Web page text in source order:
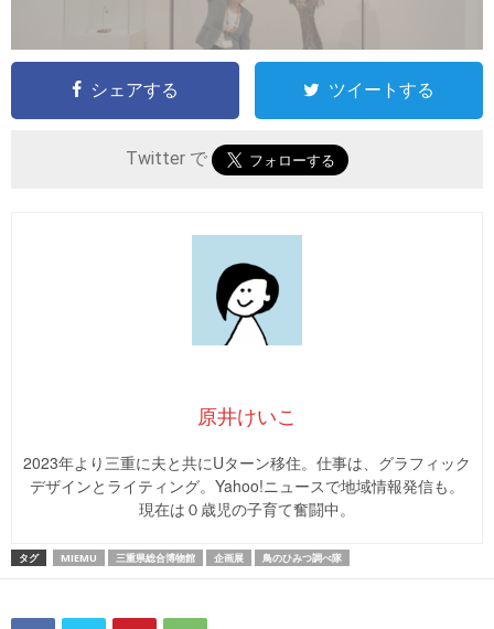
シェアする ツイートする
Twitter で
原井けいこ
2023年より三重に夫と共にUターン移住。仕事は、グラフィック
デザインとライティング。Yahoo!ニュースで地域情報発信も。
現在は０歳児の子育て奮闘中。
タグ MIEMU 三重県総合博物館 企画展 鳥のひみつ調べ隊